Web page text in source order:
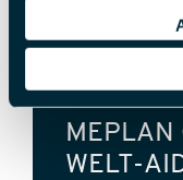
MEPLAN
WELT-